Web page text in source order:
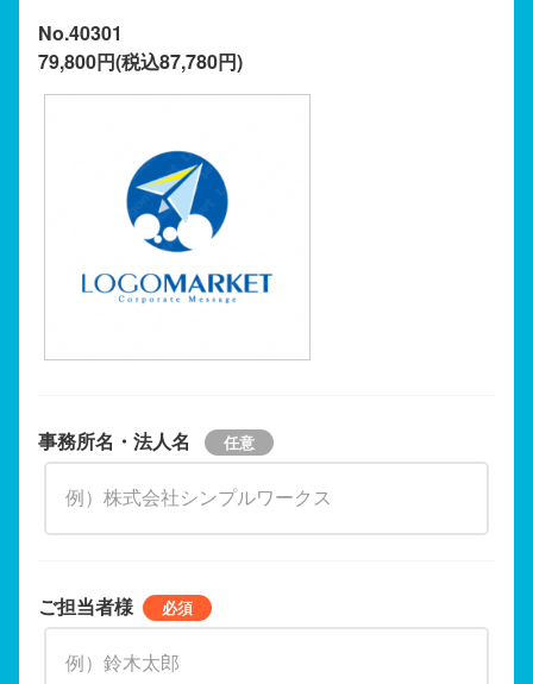
No.40301
79,800円(税込87,780円)
事務所名・法人名
ご担当者様